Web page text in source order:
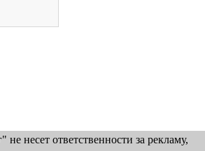
ответственности за рекламу,